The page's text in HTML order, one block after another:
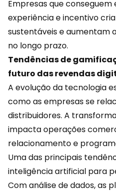
Empresas que
experiência e incentivo
sustentáveis e aumentam
no longo prazo.
Tendências de
futuro das revendas
A evolução da tecnologia
como as empresas se
distribuidores. A
impacta operações
relacionamento e
Uma das principais
inteligência artificial para
Com análise de dados, as